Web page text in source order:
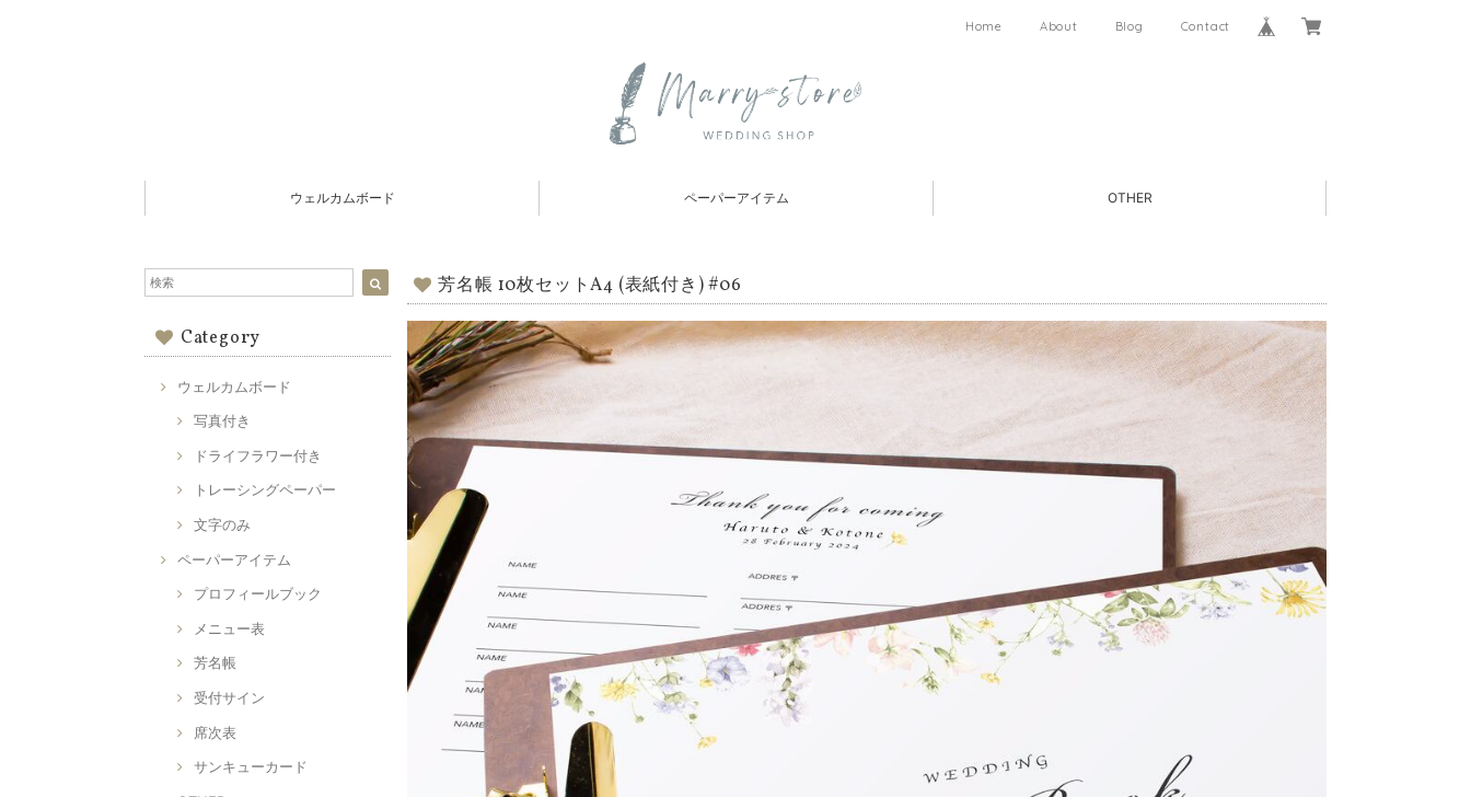
Home About Blog Contact
ウェルカムボード ペーパーアイテム OTHER
Category
ウェルカムボード
写真付き
ドライフラワー付き
トレーシングペーパー
文字のみ
ペーパーアイテム
プロフィールブック
メニュー表
芳名帳
受付サイン
席次表
サンキューカード
芳名帳 10枚セットA4 (表紙付き) #06